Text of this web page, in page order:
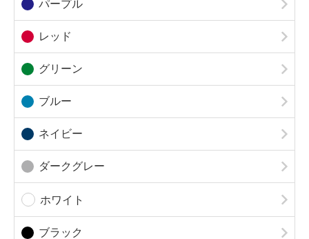
パープル
レッド
グリーン
ブルー
ネイビー
ダークグレー
ホワイト
ブラック